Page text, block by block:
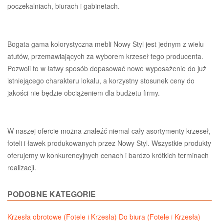
poczekalniach, biurach i gabinetach.
Bogata gama kolorystyczna mebli Nowy Styl jest jednym z wielu
atutów, przemawiających za wyborem krzeseł tego producenta.
Pozwoli to w łatwy sposób dopasować nowe wyposażenie do już
istniejącego charakteru lokalu, a korzystny stosunek ceny do
jakości nie będzie obciążeniem dla budżetu firmy.
W naszej ofercie można znaleźć niemal cały asortymenty krzeseł,
foteli i ławek produkowanych przez Nowy Styl. Wszystkie produkty
oferujemy w konkurencyjnych cenach i bardzo krótkich terminach
realizacji.
PODOBNE KATEGORIE
Krzesła obrotowe (Fotele i Krzesła) Do biura (Fotele i Krzesła)